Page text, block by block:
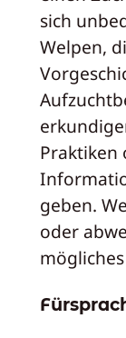
sich
Welpen,
Praktiken
geben.
oder